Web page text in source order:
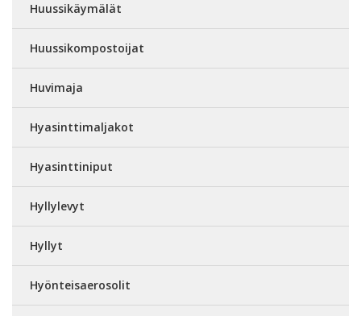
Huussikäymälät
Huussikompostoijat
Huvimaja
Hyasinttimaljakot
Hyasinttiniput
Hyllylevyt
Hyllyt
Hyönteisaerosolit